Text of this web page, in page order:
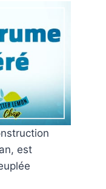
est